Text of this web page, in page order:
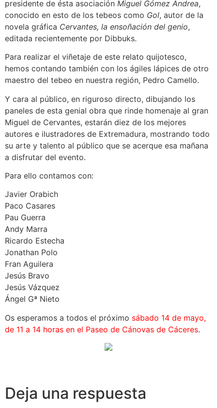
presidente de ésta asociación Miguel Gómez Andrea,
conocido en esto de los tebeos como Gol, autor de la
novela gráfica Cervantes, la ensoñación del genio,
editada recientemente por Dibbuks.
Para realizar el viñetaje de este relato quijotesco,
hemos contando también con los ágiles lápices de otro
maestro del tebeo en nuestra región, Pedro Camello.
Y cara al público, en riguroso directo, dibujando los
paneles de esta genial obra que rinde homenaje al gran
Miguel de Cervantes, estarán diez de los mejores
autores e ilustradores de Extremadura, mostrando todo
su arte y talento al público que se acerque esa mañana
a disfrutar del evento.
Para ello contamos con:
Javier Orabich
Paco Casares
Pau Guerra
Andy Marra
Ricardo Estecha
Jonathan Polo
Fran Aguilera
Jesús Bravo
Jesús Vázquez
Ángel Gª Nieto
Os esperamos a todos el próximo sábado 14 de mayo,
de 11 a 14 horas en el Paseo de Cánovas de Cáceres.
Deja una respuesta